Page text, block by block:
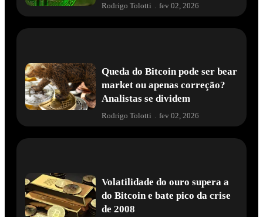
Rodrigo Tolotti fev 02, 2026
Queda do Bitcoin pode ser bear
market ou apenas correção?
Analistas se dividem
Rodrigo Tolotti . fev 02, 2026
Volatilidade do ouro supera a
do Bitcoin e bate pico da crise
de 2008